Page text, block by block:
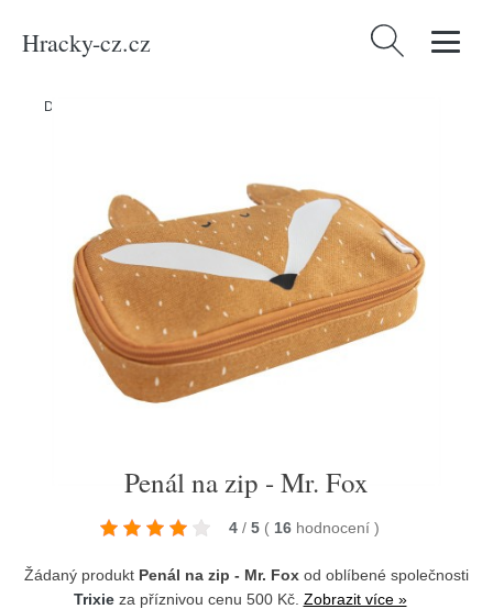
Hracky-cz.cz Vyhledávání
Domů
Penál na zip - Mr. Fox
4 / 5 ( 16 hodnocení )
Žádaný produkt Penál na zip - Mr. Fox od oblíbené společnosti
Trixieza příznivou cenu 500 Kč. Zobrazit více »